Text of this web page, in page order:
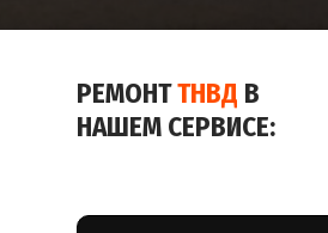
РЕМОНТТНВД В
НАШЕМ СЕРВИСЕ: